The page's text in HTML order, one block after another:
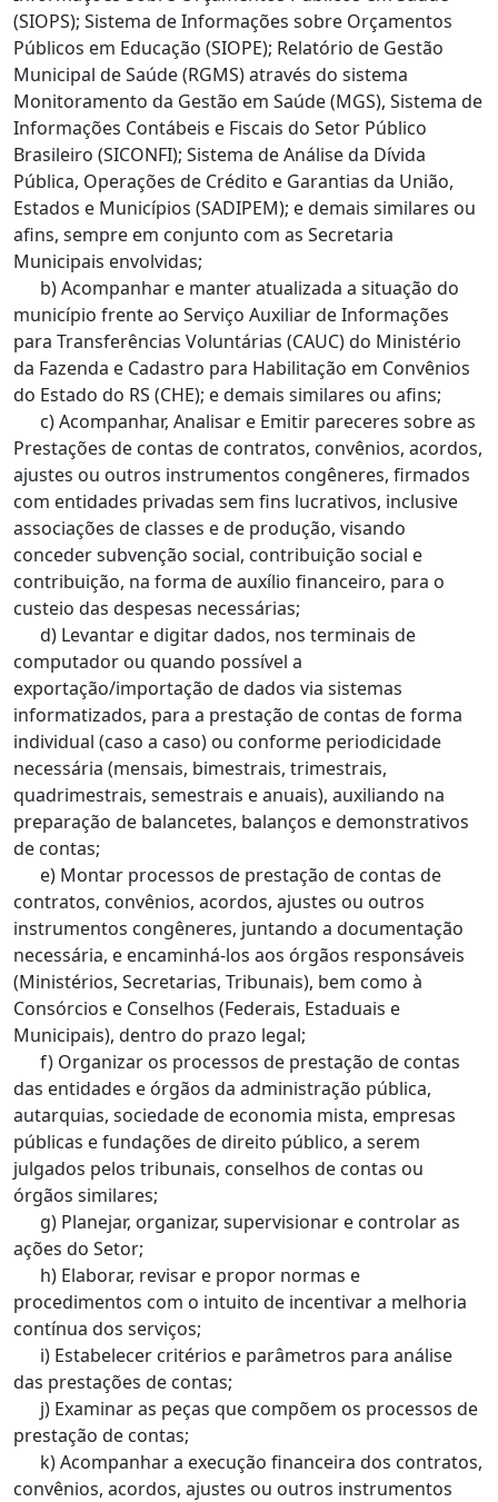
(SIOPS); Sistema de Informações sobre Orçamentos
Públicos em Educação (SIOPE); Relatório de Gestão
Municipal de Saúde (RGMS) através do sistema
Monitoramento da Gestão em Saúde (MGS), Sistema de
Informações Contábeis e Fiscais do Setor Público
Brasileiro (SICONFI); Sistema de Análise da Dívida
Pública, Operações de Crédito e Garantias da União,
Estados e Municípios (SADIPEM); e demais similares ou
afins, sempre em conjunto com as Secretaria
Municipais envolvidas;
b) Acompanhar e manter atualizada a situação do
município frente ao Serviço Auxiliar de Informações
para Transferências Voluntárias (CAUC) do Ministério
da Fazenda e Cadastro para Habilitação em Convênios
do Estado do RS (CHE); e demais similares ou afins;
c) Acompanhar, Analisar e Emitir pareceres sobre as
Prestações de contas de contratos, convênios, acordos,
ajustes ou outros instrumentos congêneres, firmados
com entidades privadas sem fins lucrativos, inclusive
associações de classes e de produção, visando
conceder subvenção social, contribuição social e
contribuição, na forma de auxílio financeiro, para o
custeio das despesas necessárias;
d) Levantar e digitar dados, nos terminais de
computador ou quando possível a
exportação/importação de dados via sistemas
informatizados, para a prestação de contas de forma
individual (caso a caso) ou conforme periodicidade
necessária (mensais, bimestrais, trimestrais,
quadrimestrais, semestrais e anuais), auxiliando na
preparação de balancetes, balanços e demonstrativos
de contas;
e) Montar processos de prestação de contas de
contratos, convênios, acordos, ajustes ou outros
instrumentos congêneres, juntando a documentação
necessária, e encaminhá-los aos órgãos responsáveis
(Ministérios, Secretarias, Tribunais), bem como à
Consórcios e Conselhos (Federais, Estaduais e
Municipais), dentro do prazo legal;
f) Organizar os processos de prestação de contas
das entidades e órgãos da administração pública,
autarquias, sociedade de economia mista, empresas
públicas e fundações de direito público, a serem
julgados pelos tribunais, conselhos de contas ou
órgãos similares;
g) Planejar, organizar, supervisionar e controlar as
ações do Setor;
h) Elaborar, revisar e propor normas e
procedimentos com o intuito de incentivar a melhoria
contínua dos serviços;
i) Estabelecer critérios e parâmetros para análise
das prestações de contas;
j) Examinar as peças que compõem os processos de
prestação de contas;
k) Acompanhar a execução financeira dos contratos,
convênios, acordos, ajustes ou outros instrumentos